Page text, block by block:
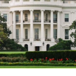
New
Nanos
Research
Survey